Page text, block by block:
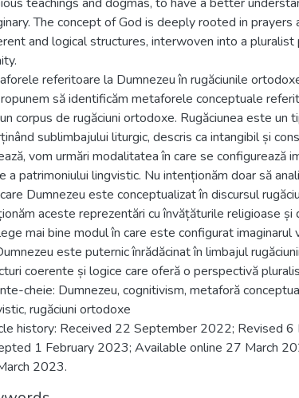
The concept of God is deeply rooted in prayers
and logical structures, interwoven into a
referitoare la Dumnezeu în rugăciunile
să identificăm metaforele conceptuale
corpus de rugăciuni ortodoxe. Rugăciunea este un
sublimbajului liturgic, descris ca intangibil și
vom urmări modalitatea în care se configurează
a patrimoniului lingvistic. Nu intenționăm doar să
Dumnezeu este conceptualizat în discursul
aceste reprezentări cu învățăturile religioase și
mai bine modul în care este configurat imaginarul
este puternic înrădăcinat în limbajul
coerente și logice care oferă o perspectivă
cheie: Dumnezeu, cognitivism, metaforă
rugăciuni ortodoxe
history: Received 22 September 2022; Revised
1 February 2023; Available online 27 March
2023.